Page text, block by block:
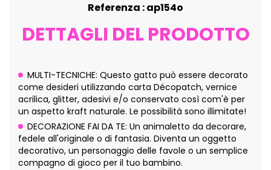
Referenza : ap154o
DETTAGLI DEL PRODOTTO
MULTI-TECNICHE: Questo gatto può essere decorato
come desideri utilizzando carta Décopatch, vernice
acrilica, glitter, adesivi e/o conservato così com'è per
un aspetto kraft naturale. Le possibilità sono illimitate!
DECORAZIONE FAI DA TE: Un animaletto da decorare,
fedele all'originale o di fantasia. Diventa un oggetto
decorativo, un personaggio delle favole o un semplice
compagno di gioco per il tuo bambino.